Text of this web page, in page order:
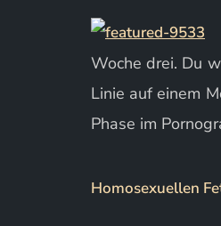
Woche drei. Du
Linie auf einem
Phase im
Homosexuellen